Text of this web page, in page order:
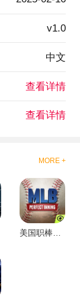
v1.0
中文
查看详情
查看详情
MORE +
美国职棒大联盟：完美开局